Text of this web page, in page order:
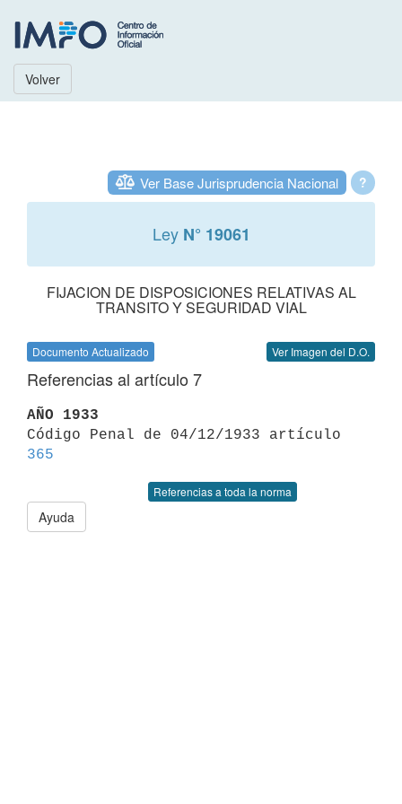
Volver
?
Ver Base Jurisprudencia Nacional
Ley N° 19061
FIJACION DE DISPOSICIONES RELATIVAS AL
TRANSITO Y SEGURIDAD VIAL
Documento Actualizado Ver Imagen del D.O.
Referencias al artículo 7
AÑO 1933
365
Referencias a toda la norma
Ayuda